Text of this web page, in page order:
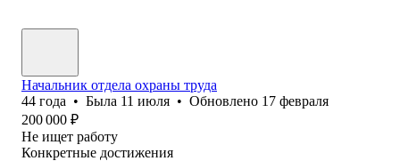
Начальник отдела охраны труда
44 года • Была 11 июля • Обновлено 17 февраля
200 000 ₽
Не ищет работу
Конкретные достижения